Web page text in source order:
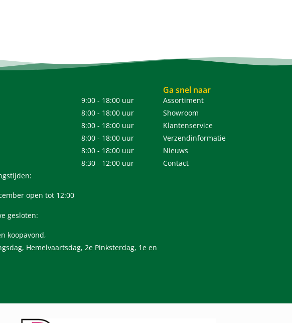
9:00 - 18:00 uur
8:00 - 18:00 uur
8:00 - 18:00 uur
8:00 - 18:00 uur
8:00 - 18:00 uur
8:30 - 12:00 uur
open tot 12:00
gesloten:
koopavond,
Hemelvaartsdag, 2e Pinksterdag, 1e en
Ga snel naar
Assortiment
Showroom
Klantenservice
Verzendinformatie
Nieuws
Contact